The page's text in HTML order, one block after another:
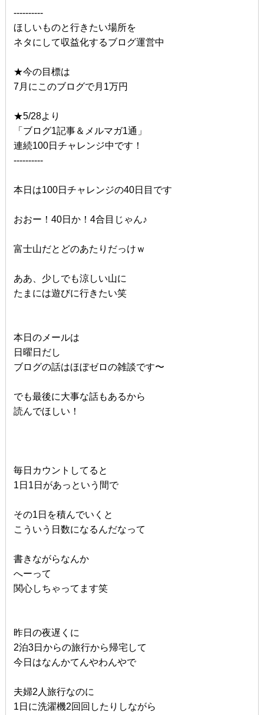
----------
ほしいものと行きたい場所を
ネタにして収益化するブログ運営中
★今の目標は
7月にこのブログで月1万円
★5/28より
「ブログ1記事＆メルマガ1通」
連続100日チャレンジ中です！
----------
本日は100日チャレンジの40日目です
おおー！40日か！4合目じゃん♪
富士山だとどのあたりだっけｗ
ああ、少しでも涼しい山に
たまには遊びに行きたい笑
本日のメールは
日曜日だし
ブログの話はほぼゼロの雑談です〜
でも最後に大事な話もあるから
読んでほしい！
毎日カウントしてると
1日1日があっという間で
その1日を積んでいくと
こういう日数になるんだなって
書きながらなんか
へーって
関心しちゃってます笑
昨日の夜遅くに
2泊3日からの旅行から帰宅して
今日はなんかてんやわんやで
夫婦2人旅行なのに
1日に洗濯機2回回したりしながら